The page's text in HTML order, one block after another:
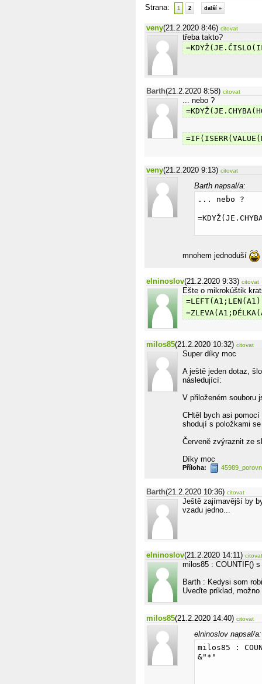
Strana: 1 2 další »
veny(21.2.2020 8:46) citovat
třeba takto?
Barth(21.2.2020 8:58) citovat
... nebo ?
veny(21.2.2020 9:13) citovat
Barth napsal/a:
... nebo ?
mnohem jednoduší
elninoslov(21.2.2020 9:33) citovat
Ešte o mikrokúštik
milos85(21.2.2020 10:32) citovat
Super díky moc
A ještě jeden dotaz,
následující:
V přiloženém souboru
CHtěl bych asi
shodují s položkami
Červeně zvýraznit ze
Díky moc
Příloha:
Barth(21.2.2020 10:36) citovat
Ještě zajímavější by
vzadu jedno...
elninoslov(21.2.2020 14:11) citovat
milos85 : COUNTIF()
Barth : Kedysi som
Uveďte príklad,
milos85(21.2.2020 14:40) citovat
elninoslov napsal/a:
milos85 :
&"*"